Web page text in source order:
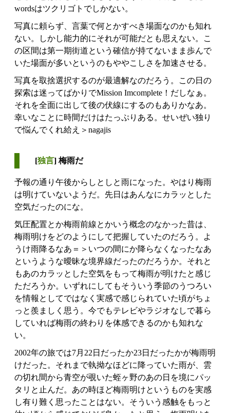
wordsはツクリゴトでしかない。
写真に頼らず、言葉で何とかすべき場面なのかも知れ
ない。しかし能力的にそれが可能だとも思えない。こ
の区間は第一期街道という確信が持てないまま歩んで
いた場面が多いというのもややこしさを加速させる。
写真を取捨選択するのが最適解なのだろう。この日の
探索は迷ってばかりでMission Imcomplete！だしなぁ。
それを全面に出して後の伏線にするのもありかなあ。
幸いなことに時間だけはたっぷりある。せいぜい独り
で悩んでくれ給え＞nagajis
[独言] 梅雨だ
予報の通り午後からしとしと雨になった。やはり梅雨
は明けていないようだ。先日はあんなにカラッとした
空気だったのにな。
気圧配置とか梅雨前線とかいう概念のなかった昔は、
梅雨明けをどのようにして把握していたのだろう。よ
うけ雨降るなあ＝＞いつの間にか降らなくなったなあ
というような曖昧な境界線だったのだろうか。それと
もあのカラッとした空気をもって梅雨が明けたと感じ
ただろうか。いずれにしてもそういう季節のうつろい
を情報としてではなく実感で感じられていた頃がちょ
っと羨ましく思う。今でもテレビやラジオなしで暮ら
していれば梅雨の終わりを体感できるのかも知れな
い。
2002年の旅では7月22日だったか23日だったかが梅雨明
けだった。それまで執拗なほどに降っていた雨が、雲
の切れ間から青空が覗いた蛭ヶ野のあの日を境にパッ
タリと止んだ。あの時ほど梅雨明けというものを実感
し有り難く思ったことはない。そういう感触をもっと